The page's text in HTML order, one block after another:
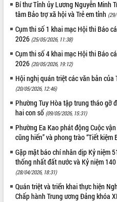
Bí thư Tỉnh ủy Lương Nguyễn Minh
tâm Bảo trợ xã hội và Trẻ em tỉnh
Cụm thi số 1 khai mạc Hội thi Báo
2026 (25/05/2026, 11:38)
Cụm thi số 4 khai mạc Hội thi Báo
2026 (20/05/2026, 19:12)
Hội nghị quán triệt các văn bản
(20/05/2026, 12:46)
Phường Tuy Hòa tập trung tháo gỡ
hai con số (09/05/2026, 15:31)
Phường Ea Kao phát động Cuộc
cũng hiến” và phong trào “Tiết kiệm
Gặp mặt báo chí nhân dịp Kỷ niệm
thống nhất đất nước và Kỷ niệm
(28/04/2026, 18:31)
Quán triệt và triển khai thực hiện
Chấp hành Trung ương Đảng khóa